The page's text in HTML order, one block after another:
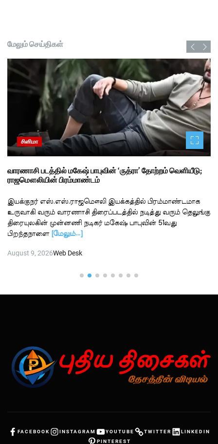
மேலும் செய்திகள்
சினிமா
வாரணாசி படத்தில் மகேஷ் பாபுவின் ‘ருத்ரா’ தோற்றம் வெளியீடு;
ராஜமௌலியின் பிரம்மாண்டம்
இயக்குநர் எஸ்.எஸ்.ராஜமௌலி இயக்கத்தில் பிரம்மாண்டமாக
உருவாகி வரும் வாரணாசி திரைப்படத்தில் நடித்து வரும் தெலுங்கு
திரையுலகின் முன்னணி நடிகர் மகேஷ் பாபுவின் 51வது
பிறந்தநாளை [மேலும்…]
August 9, 2026Web Desk
FACEBOOK INSTAGRAM YOUTUBE TWITTER
LINKEDIN
PINTEREST